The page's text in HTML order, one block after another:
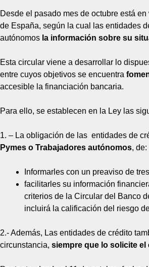
Desde el pasado mes de octubre está
de España, según la cual las entidades
autónomos la información sobre su
Esta circular viene a desarrollar lo
entre cuyos objetivos se encuentra
accesible la financiación bancaria.
Para ello, se establecen en la Ley las
1. – La obligación de las entidades de
Pymes o Trabajadores autónomos, de:
Informarles con un preaviso de
facilitarles su información
criterios de la Circular del Banco
incluirá la calificación del riesgo
2.- Además, Las entidades de crédito
circunstancia, siempre que lo solicite